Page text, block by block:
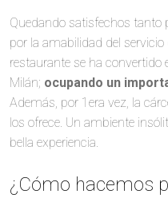
Quedando satisfechos tanto
por la amabilidad del servicio
restaurante se ha
Milán; ocupando un
Además, por 1era vez, la
los ofrece. Un ambiente
bella experiencia.
¿Cómo hacemos